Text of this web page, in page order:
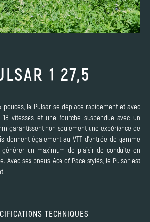
1 27,5
pouces, le Pulsar se déplace rapidement et avec
vitesses et une fourche suspendue avec un
garantissent non seulement une expérience de
donnent également au VTT d'entrée de gamme
générer un maximum de plaisir de conduite en
Avec ses pneus Ace of Pace stylés, le Pulsar est
TECHNIQUES